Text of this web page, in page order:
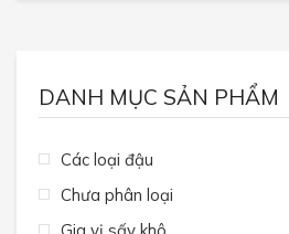
DANH MỤC SẢN PHẨM
Các loại đậu
Chưa phân loại